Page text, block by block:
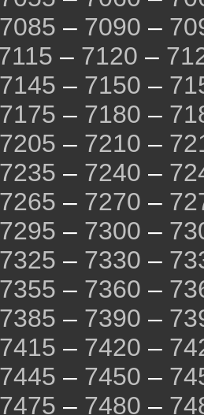
7085 – 7090 –
– 7120 –
7145 – 7150 –
7175 – 7180 –
7205 – 7210 –
7235 – 7240 –
7265 – 7270 –
7295 – 7300 –
7325 – 7330 –
7355 – 7360 –
7385 – 7390 –
7415 – 7420 –
7445 – 7450 –
7475 – 7480 –